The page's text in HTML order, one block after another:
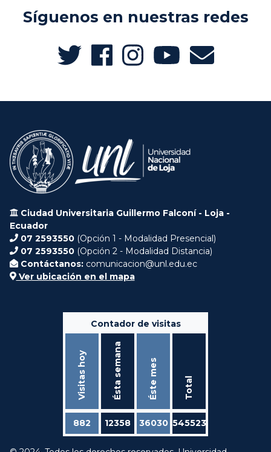
Síguenos en nuestras redes
Ciudad Universitaria Guillermo Falconí - Loja -
Ecuador
07 2593550 (Opción 1 - Modalidad Presencial)
07 2593550 (Opción 2 - Modalidad Distancia)
Contáctanos: comunicacion@unl.edu.ec
Ver ubicación en el mapa
Contador de visitas
Visitas hoy Ésta semana Éste mes Total
882 12358 36030 545523